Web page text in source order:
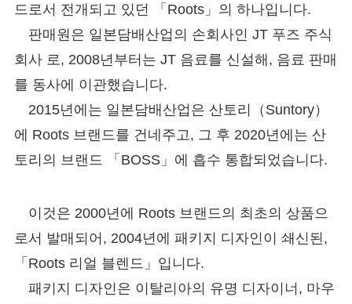
드로서 전개되고 있던 「Roots」의 하나입니다.
판매원은 일본담배산업의 손회사인 JT 푸즈 주식
회사 로, 2008년부터는 JT 음료를 신설해, 음료 판매
를 동사에 이관했습니다.
2015년에는 일본담배산업은 산토리（Suntory）
에 Roots 브랜드를 건네주고, 그 후 2020년에는 산
토리의 브랜드 「BOSS」에 흡수 통합되었습니다.
이것은 2000년에 Roots 브랜드의 최초의 상품으
로서 발매되어, 2004년에 패키지 디자인이 쇄신된,
「Roots 리얼 블렌드」입니다.
패키지 디자인은 이탈리아의 유명 디자이너, 마우